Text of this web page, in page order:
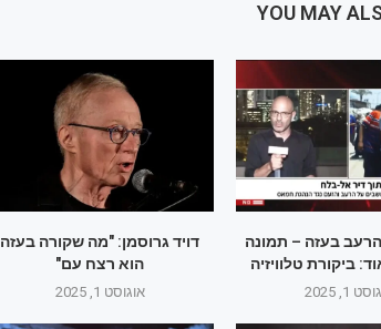
YOU MAY
דויד גרוסמן: "מה שקורה בעזה
הוא רצח עם"
אוגוסט 1, 2025
בעזה – תמונה
ביקורת טלוויזיה
1, 2025